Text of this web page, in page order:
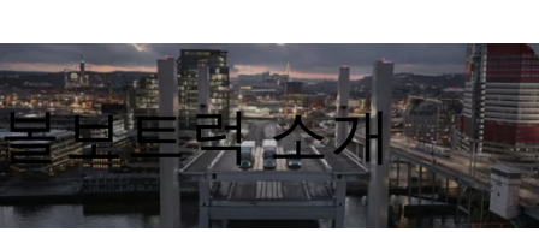
네트워크
뉴스
회사 소개
채용
바이킹뉴스 매거진
소셜미디어
중고트럭
볼보트럭 소개